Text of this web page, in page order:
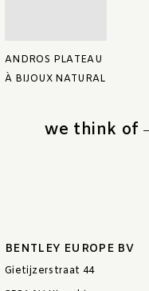
ANDROS PLATEAU
À BIJOUX NATURAL
we think of
BENTLEY EUROPE BV
Gietijzerstraat 44